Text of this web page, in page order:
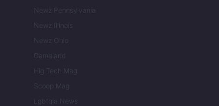
Newz Pennsylvania
Newz Illinois
Newz Ohio
Gameland
Hig Tech Mag
Scoop Mag
Lgbtqia News